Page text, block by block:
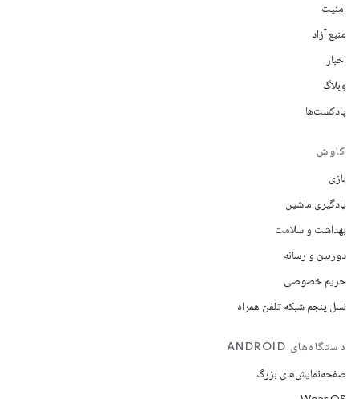
امنیت
منبع آزاد
اخبار
وبلاگ
پادکست‌ها
کاوش
بازی
یادگیری ماشین
بهداشت و سلامت
دوربین و رسانه
حریم خصوصی
نسل پنجم شبکه تلفن همراه
دستگاه‌های ANDROID
صفحه‌نمایش‌های بزرگ